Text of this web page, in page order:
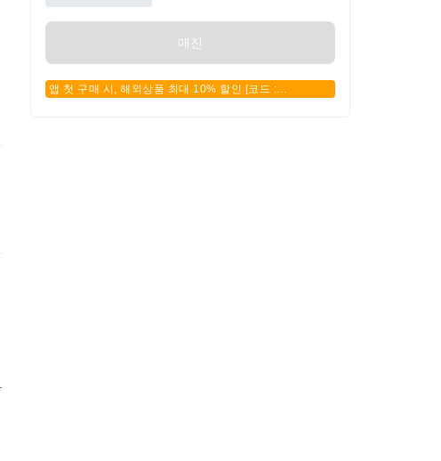
매진
앱 첫 구매 시, 해외상품 최대 10% 할인 [코드 :